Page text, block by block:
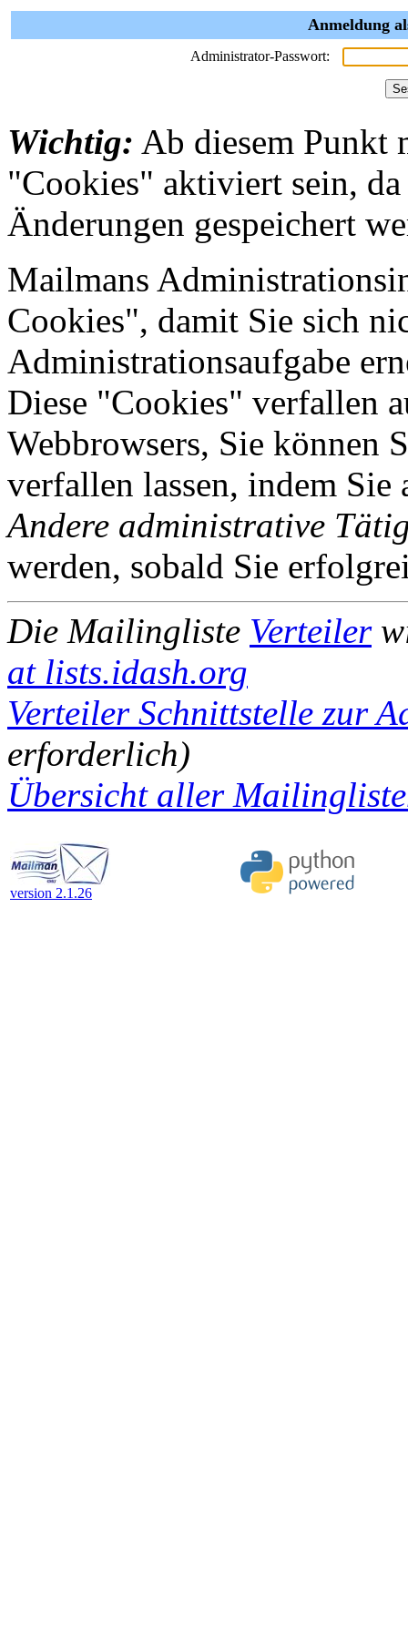
Anmeldung
Administrator-Passwort:
Wichtig: Ab diesem Punkt
"Cookies" aktiviert sein,
Änderungen gespeichert
Mailmans
Cookies", damit Sie sich
Administrationsaufgabe
Diese "Cookies" verfallen
Webbrowsers, Sie können
verfallen lassen, indem
Andere administrative
werden, sobald Sie
Die Mailingliste Verteiler
at lists.idash.org
Verteiler Schnittstelle zur
erforderlich)
Übersicht aller
version 2.1.26